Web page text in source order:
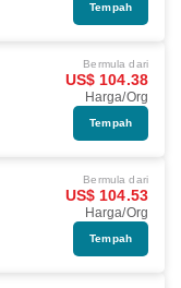
Tempah
Bermula dari
US$ 104.38
Harga/Org
Tempah
Bermula dari
US$ 104.53
Harga/Org
Tempah